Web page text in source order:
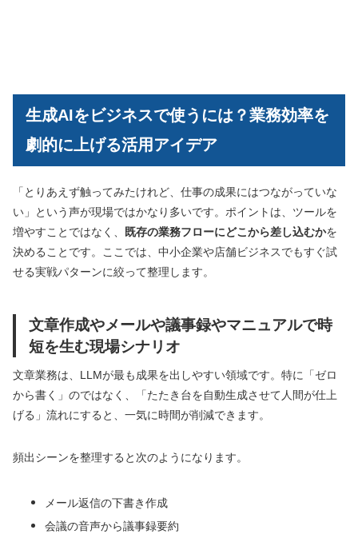
生成AIをビジネスで使うには？業務効率を
劇的に上げる活用アイデア
「とりあえず触ってみたけれど、仕事の成果にはつながっていな
い」という声が現場ではかなり多いです。ポイントは、ツールを
増やすことではなく、
既存の業務フローにどこから差し込むかを
決めることです。ここでは、中小企業や店舗ビジネスでもすぐ試
せる実戦パターンに絞って整理します。
文章作成やメールや議事録やマニュアルで時
短を生む現場シナリオ
文章業務は、LLMが最も成果を出しやすい領域です。特に「ゼロ
から書く」のではなく、「たたき台を自動生成させて人間が仕上
げる」流れにすると、一気に時間が削減できます。
頻出シーンを整理すると次のようになります。
メール返信の下書き作成
会議の音声から議事録要約